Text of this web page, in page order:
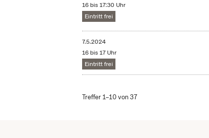
16 bis 17:30 Uhr
Eintritt frei
7.5.2024
16 bis 17 Uhr
Eintritt frei
Treffer 1–10 von 37